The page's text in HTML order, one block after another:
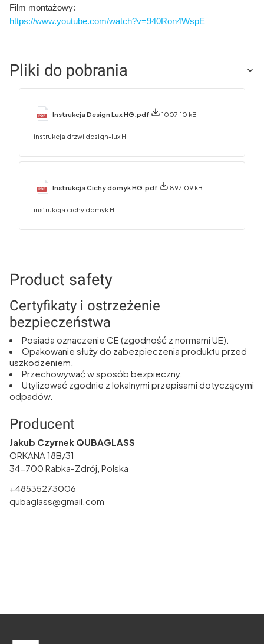
Film montażowy:
https://www.youtube.com/watch?v=940Ron4WspE
Pliki do pobrania
Instrukcja Design Lux HG.pdf 1007.10 kB
instrukcja drzwi design-lux H
Instrukcja Cichy domyk HG.pdf 897.09 kB
instrukcja cichy domyk H
Product safety
Certyfikaty i ostrzeżenie
bezpieczeństwa
Posiada oznaczenie CE (zgodność z normami UE).
Opakowanie służy do zabezpieczenia produktu przed
uszkodzeniem.
Przechowywać w sposób bezpieczny.
Utylizować zgodnie z lokalnymi przepisami dotyczącymi
odpadów.
Producent
Jakub Czyrnek QUBAGLASS
ORKANA 18B/31
34-700 Rabka-Zdrój, Polska
+48535273006
qubaglass@gmail.com